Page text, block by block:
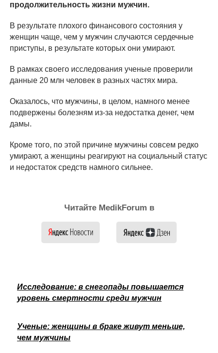
продолжительность жизни мужчин.
В результате плохого финансового состояния у
женщин чаще, чем у мужчин случаются сердечные
приступы, в результате которых они умирают.
В рамках своего исследования ученые проверили
данные 20 млн человек в разных частях мира.
Оказалось, что мужчины, в целом, намного менее
подвержены болезням из-за недостатка денег, чем
дамы.
Кроме того, по этой причине мужчины совсем редко
умирают, а женщины реагируют на социальный статус
и недостаток средств намного сильнее.
Читайте MedikForum в
Исследование: в снегопады повышается
уровень смертности среди мужчин
Ученые: женщины в браке живут меньше,
чем мужчины